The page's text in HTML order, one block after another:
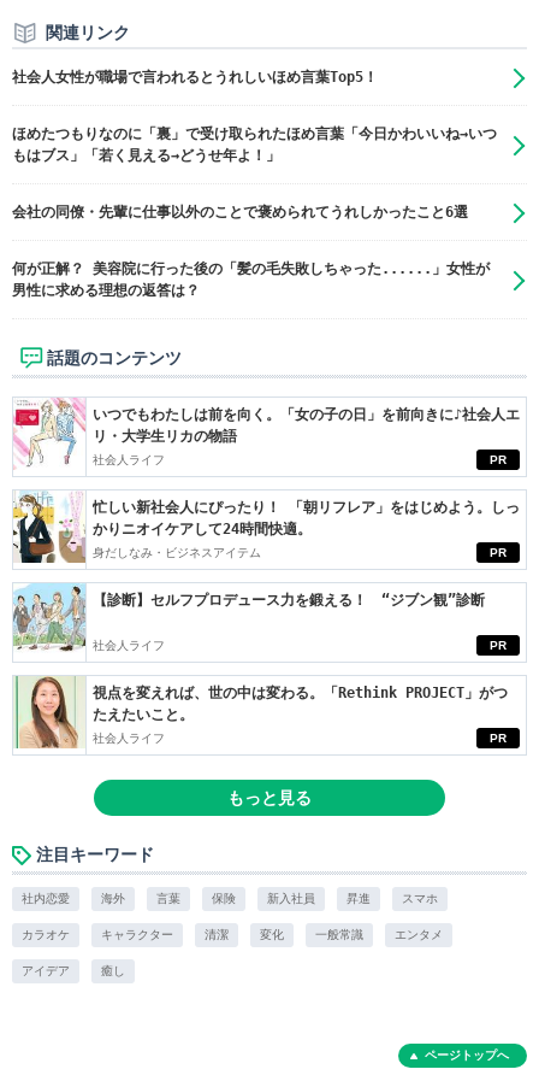
関連リンク
社会人女性が職場で言われるとうれしいほめ言葉Top5！
ほめたつもりなのに「裏」で受け取られたほめ言葉「今日かわいいね→いつ
もはブス」「若く見える→どうせ年よ！」
会社の同僚・先輩に仕事以外のことで褒められてうれしかったこと6選
何が正解？ 美容院に行った後の「髪の毛失敗しちゃった......」女性が
男性に求める理想の返答は？
話題のコンテンツ
PR
いつでもわたしは前を向く。「女の子の日」を前向きに♪社会人エ
リ・大学生リカの物語
社会人ライフ
PR
忙しい新社会人にぴったり！ 「朝リフレア」をはじめよう。しっ
かりニオイケアして24時間快適。
身だしなみ・ビジネスアイテム
PR
【診断】セルフプロデュース力を鍛える！ “ジブン観”診断
社会人ライフ
PR
視点を変えれば、世の中は変わる。「Rethink PROJECT」がつ
たえたいこと。
社会人ライフ
もっと見る
注目キーワード
社内恋愛 海外 言葉 保険 新入社員 昇進 スマホ
カラオケ キャラクター 清潔 変化 一般常識 エンタメ
アイデア 癒し
ページトップへ